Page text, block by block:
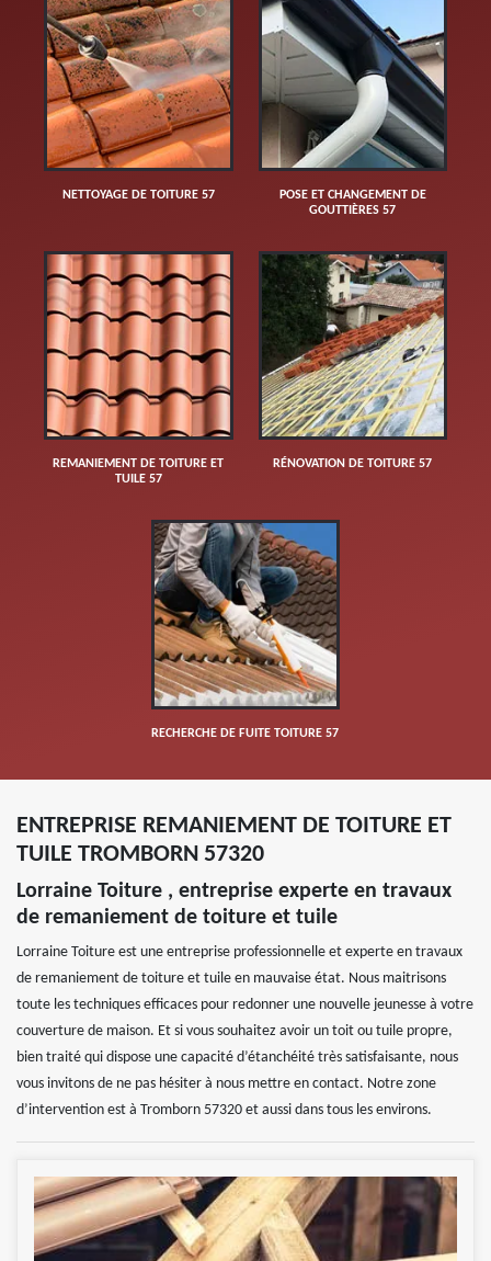
NETTOYAGE DE TOITURE 57
POSE ET CHANGEMENT DE
GOUTTIÈRES 57
REMANIEMENT DE TOITURE ET
TUILE 57
RÉNOVATION DE TOITURE 57
RECHERCHE DE FUITE TOITURE 57
ENTREPRISE REMANIEMENT DE TOITURE ET
TUILE TROMBORN 57320
Lorraine Toiture , entreprise experte en travaux
de remaniement de toiture et tuile
Lorraine Toiture est une entreprise professionnelle et experte en travaux
de remaniement de toiture et tuile en mauvaise état. Nous maitrisons
toute les techniques efficaces pour redonner une nouvelle jeunesse à votre
couverture de maison. Et si vous souhaitez avoir un toit ou tuile propre,
bien traité qui dispose une capacité d’étanchéité très satisfaisante, nous
vous invitons de ne pas hésiter à nous mettre en contact. Notre zone
d’intervention est à Tromborn 57320 et aussi dans tous les environs.